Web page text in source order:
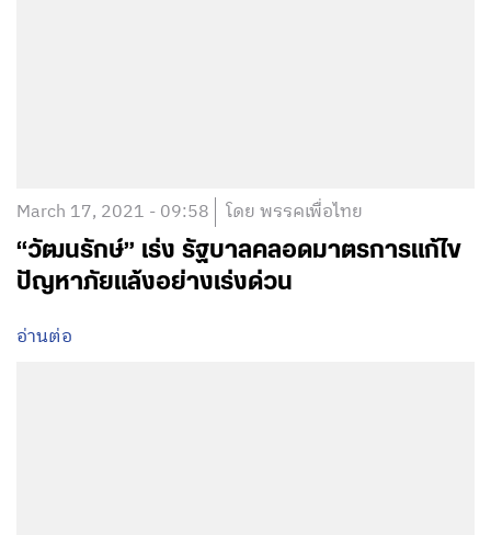
March 17, 2021 - 09:58 โดย พรรคเพื่อไทย
“วัฒนรักษ์” เร่ง รัฐบาลคลอดมาตรการแก้ไข
ปัญหาภัยแล้งอย่างเร่งด่วน
อ่านต่อ